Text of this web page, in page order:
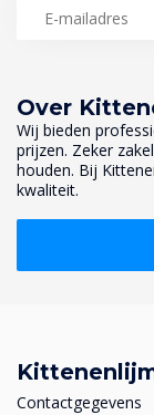
Over
Wij bieden
prijzen. Zeker
houden. Bij
kwaliteit.
Contactgegevens